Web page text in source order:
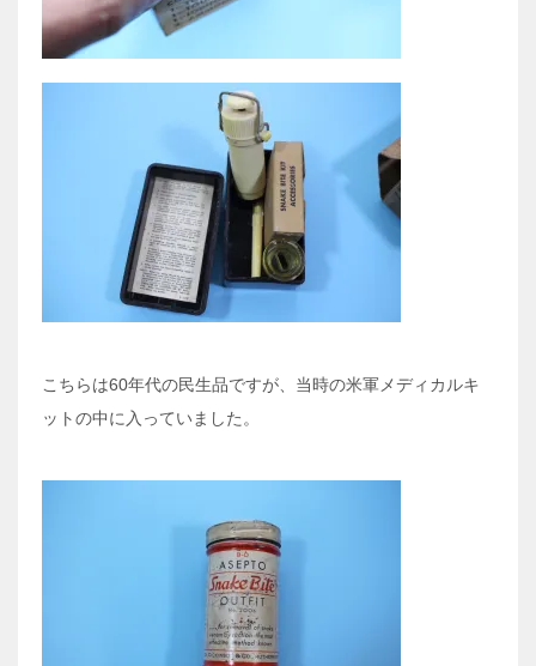
こちらは60年代の民生品ですが、当時の米軍メディカルキ
ットの中に入っていました。